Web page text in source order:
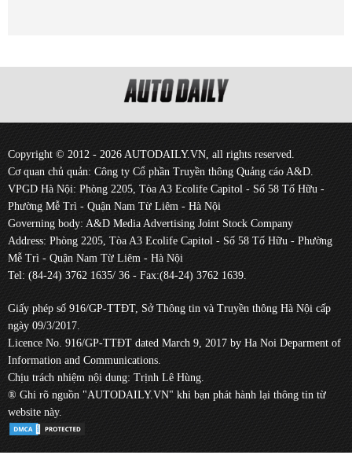
Copyright © 2012 - 2026 AUTODAILY.VN, all rights reserved.
Cơ quan chủ quản: Công ty Cổ phần Truyền thông Quảng cáo A&D.
VPGD Hà Nội: Phòng 2205, Tòa A3 Ecolife Capitol - Số 58 Tố Hữu -
Phường Mễ Trì - Quận Nam Từ Liêm - Hà Nội
Governing body: A&D Media Advertising Joint Stock Company
Address: Phòng 2205, Tòa A3 Ecolife Capitol - Số 58 Tố Hữu - Phường
Mễ Trì - Quận Nam Từ Liêm - Hà Nội
Tel: (84-24) 3762 1635/ 36 - Fax:(84-24) 3762 1639.
Giấy phép số 916/GP-TTĐT, Sở Thông tin và Truyền thông Hà Nội cấp
ngày 09/3/2017.
Licence No. 916/GP-TTĐT dated March 9, 2017 by Ha Noi Deparment of
Information and Communications.
Chịu trách nhiệm nội dung: Trịnh Lê Hùng.
® Ghi rõ nguồn "AUTODAILY.VN" khi bạn phát hành lại thông tin từ
website này.